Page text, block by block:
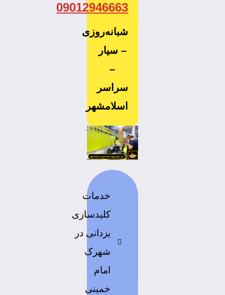
09012946663
شبانه‌روزی
– سیار
–
سراسر
اسلامشهر
خدمات
کلیدسازی
یزدانی در
شهرک
امام
خمینی